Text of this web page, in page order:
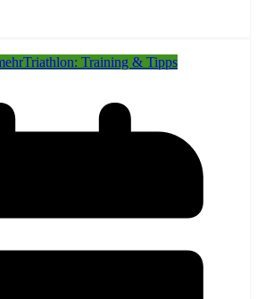
Triathlon: Training & Tipps